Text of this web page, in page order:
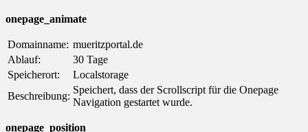
onepage_animate
Domainname: mueritzportal.de
Ablauf:
30 Tage
Speicherort:
Localstorage
Beschreibung:
Speichert, dass der Scrollscript für die Onepage
Navigation gestartet wurde.
onepage_position